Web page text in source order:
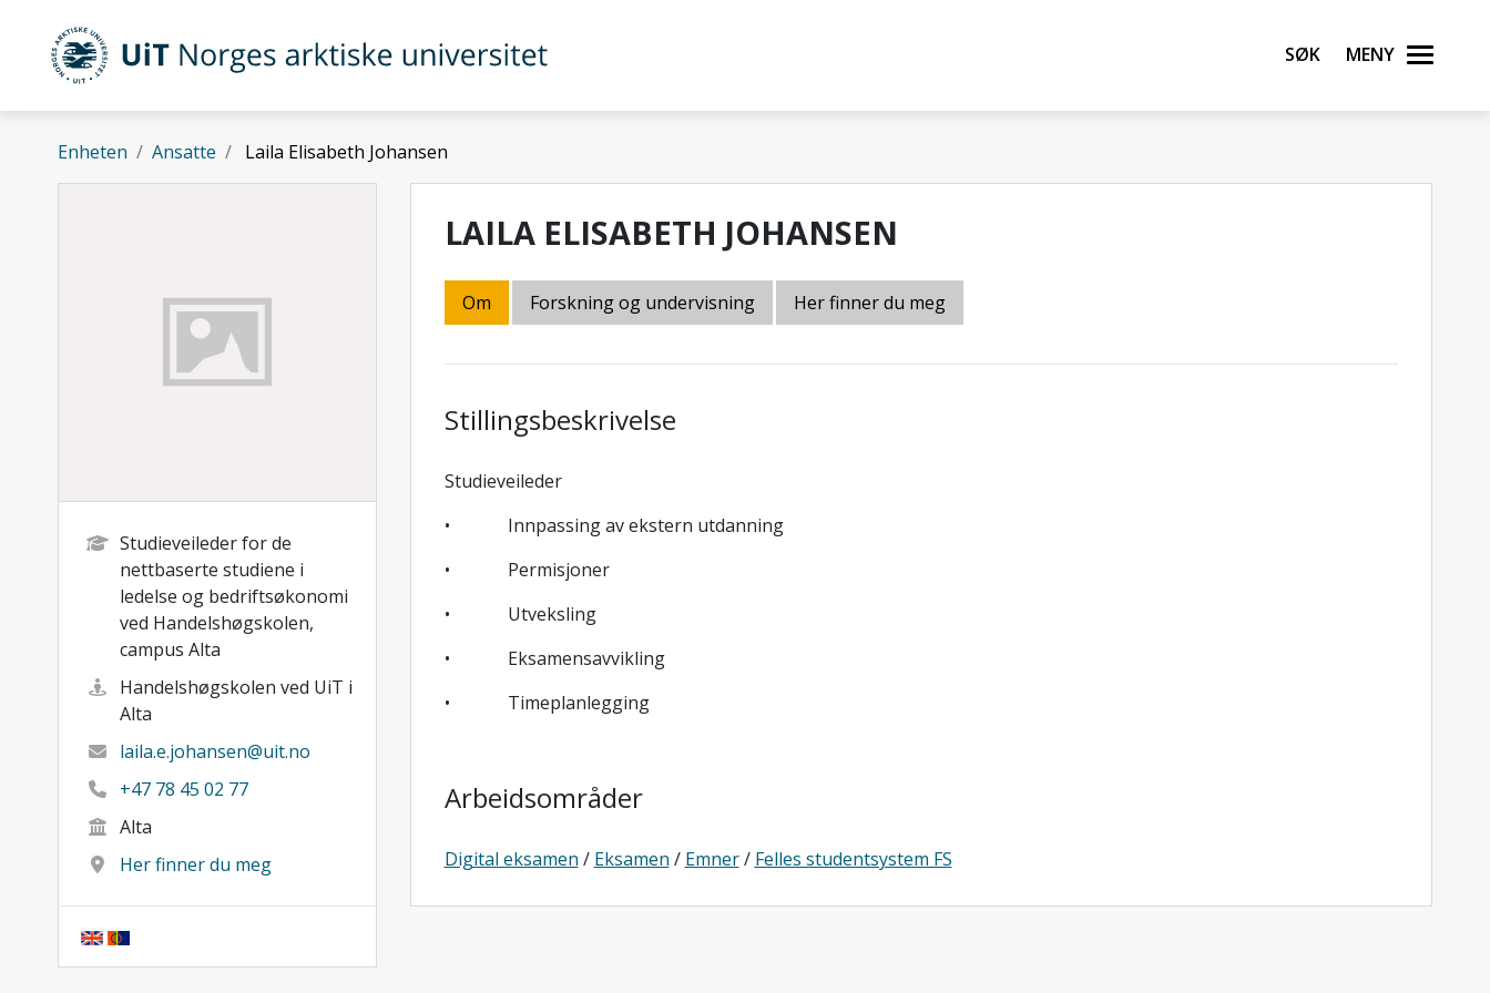
Gå til hovedinnhold
UiT Norges arktiske universitet Søk Meny
Enheten Ansatte Laila Elisabeth Johansen
Studieveileder for de
nettbaserte studiene i
ledelse og bedriftsøkonomi
ved Handelshøgskolen,
campus Alta
Handelshøgskolen ved UiT i
Alta
laila.e.johansen@uit.no
+47 78 45 02 77
Alta
Her finner du meg
LAILA ELISABETH JOHANSEN
Om Forskning og undervisning Her finner du meg
Stillingsbeskrivelse
Studieveileder
• Innpassing av ekstern utdanning
• Permisjoner
• Utveksling
• Eksamensavvikling
• Timeplanlegging
Arbeidsområder
Digital eksamen / Eksamen / Emner/ Felles studentsystem FS